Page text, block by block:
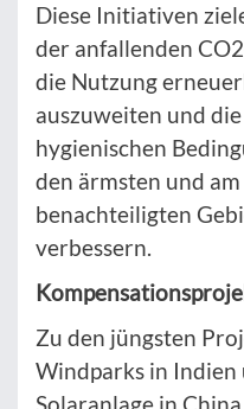
Diese Initiativen
der anfallenden
die Nutzung
auszuweiten und
hygienischen
den ärmsten und
benachteiligten
verbessern.
Zu den jüngsten
Windparks in